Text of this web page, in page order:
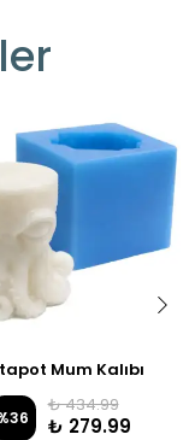
Mum Kalıbı
36
₺ 434.99
₺ 279.99